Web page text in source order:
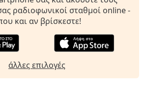
ραδιοφωνικοί σταθμοί online -
και αν βρίσκεστε!
άλλες επιλογές